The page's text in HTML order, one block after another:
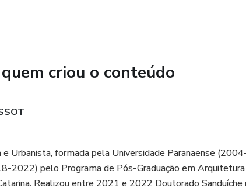
a prevenção de quedas a partir da eliminação dos
dados sobre envelhecimento;
sobre temas relacionados à projetos de arquitetura e
criou o conteúdo
Urbanista, formada pela Universidade Paranaense
2022) pelo Programa de Pós-Graduação em Arquitetura
Realizou entre 2021 e 2022 Doutorado